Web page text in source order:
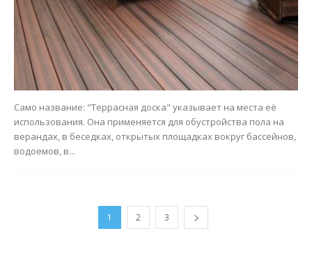
Само название: "Террасная доска" указывает на места её
использования. Она применяется для обустройства пола на
верандах, в беседках, открытых площадках вокруг бассейнов,
водоемов, в...
1 2 3